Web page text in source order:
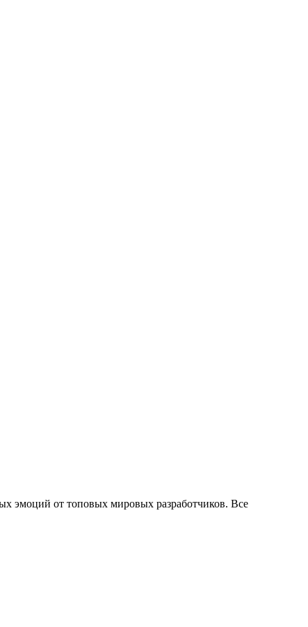
эмоций от топовых мировых разработчиков. Все